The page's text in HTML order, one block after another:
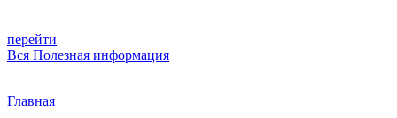
перейти
Вся Полезная информация
Главная